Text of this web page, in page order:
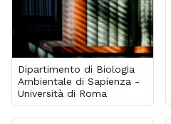
Dipartimento di Biologia
Ambientale di Sapienza -
Università di Roma